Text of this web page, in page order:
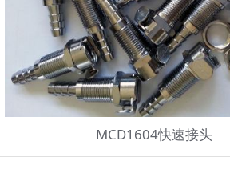
MCD1604快速接头